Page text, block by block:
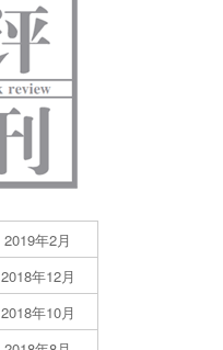
2019年2月
2018年12月
2018年10月